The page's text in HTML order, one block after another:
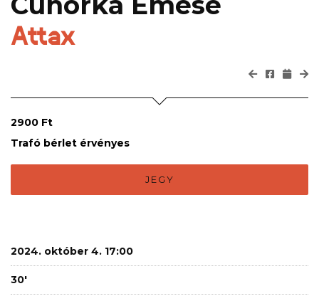
Attax
2900 Ft
Trafó bérlet érvényes
JEGY
2024. október 4. 17:00
30'